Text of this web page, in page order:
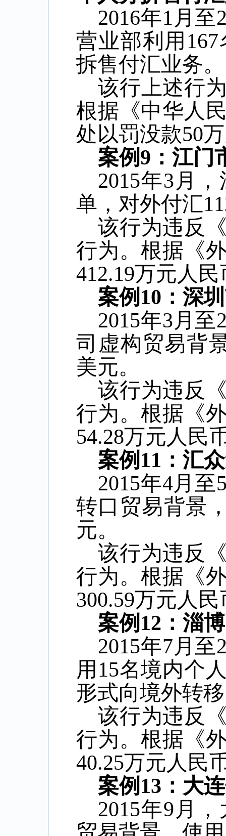
2016年1 月至
营业部利用 167
拆售付汇业务。
该行上述行
根据《中华人
处以罚没款50
案例9 ：江
2015年3 月
单，对外付汇
该行为违反
行为。根据《
412.19万元人民
案例 10 ：深
2015年3 月至
司虚构贸易背
美元。
该行为违反
行为。根据《
54.28万元人民
案例 11 ：汇
2015年4月至
转口贸易背景
元。
该行为违反
行为。根据《
300.59万元人民
案例 12 ：淄
2015年7 月至
用 15名境内个
形式向境外转
该行为违反
行为。根据《
40.25万元人民
案例 13 ：大
2015年9 月